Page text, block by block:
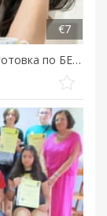
Дистанционно - онлайн - обучение - подготовка по БЕЛ и математика...
€7